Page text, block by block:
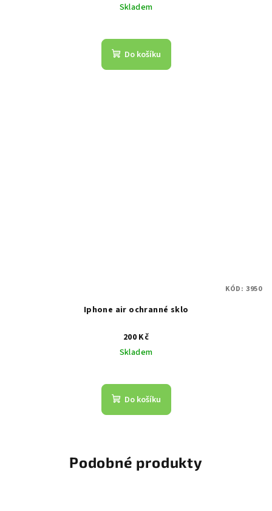
Skladem
Do košíku
Iphone air ochranné sklo
200 Kč
Skladem
Do košíku
KÓD: 3950
Podobné produkty